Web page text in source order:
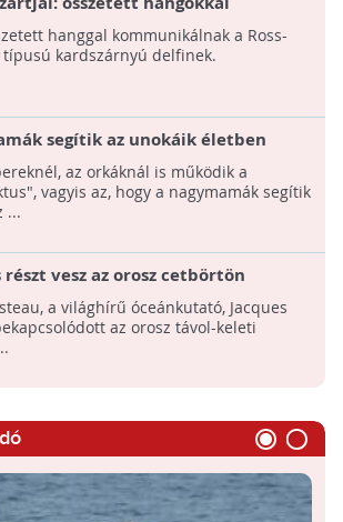
a legkisebb kardszárnyú delfinek
hanggal kommunikálnak a Ross-
típusú kardszárnyú delfinek.
segítik az unokáik életben
az orkáknál is működik a
vagyis az, hogy a nagymamák segítik
...
vesz az orosz cetbörtön
a világhírű óceánkutató, Jacques
az orosz távol-keleti